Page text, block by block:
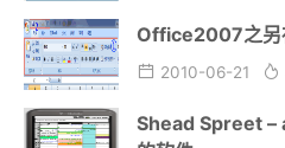
Office2007之另
2010-06-21
Shead Spreet –